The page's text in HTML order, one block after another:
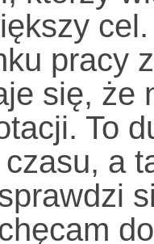
pracy
się, że
To
a